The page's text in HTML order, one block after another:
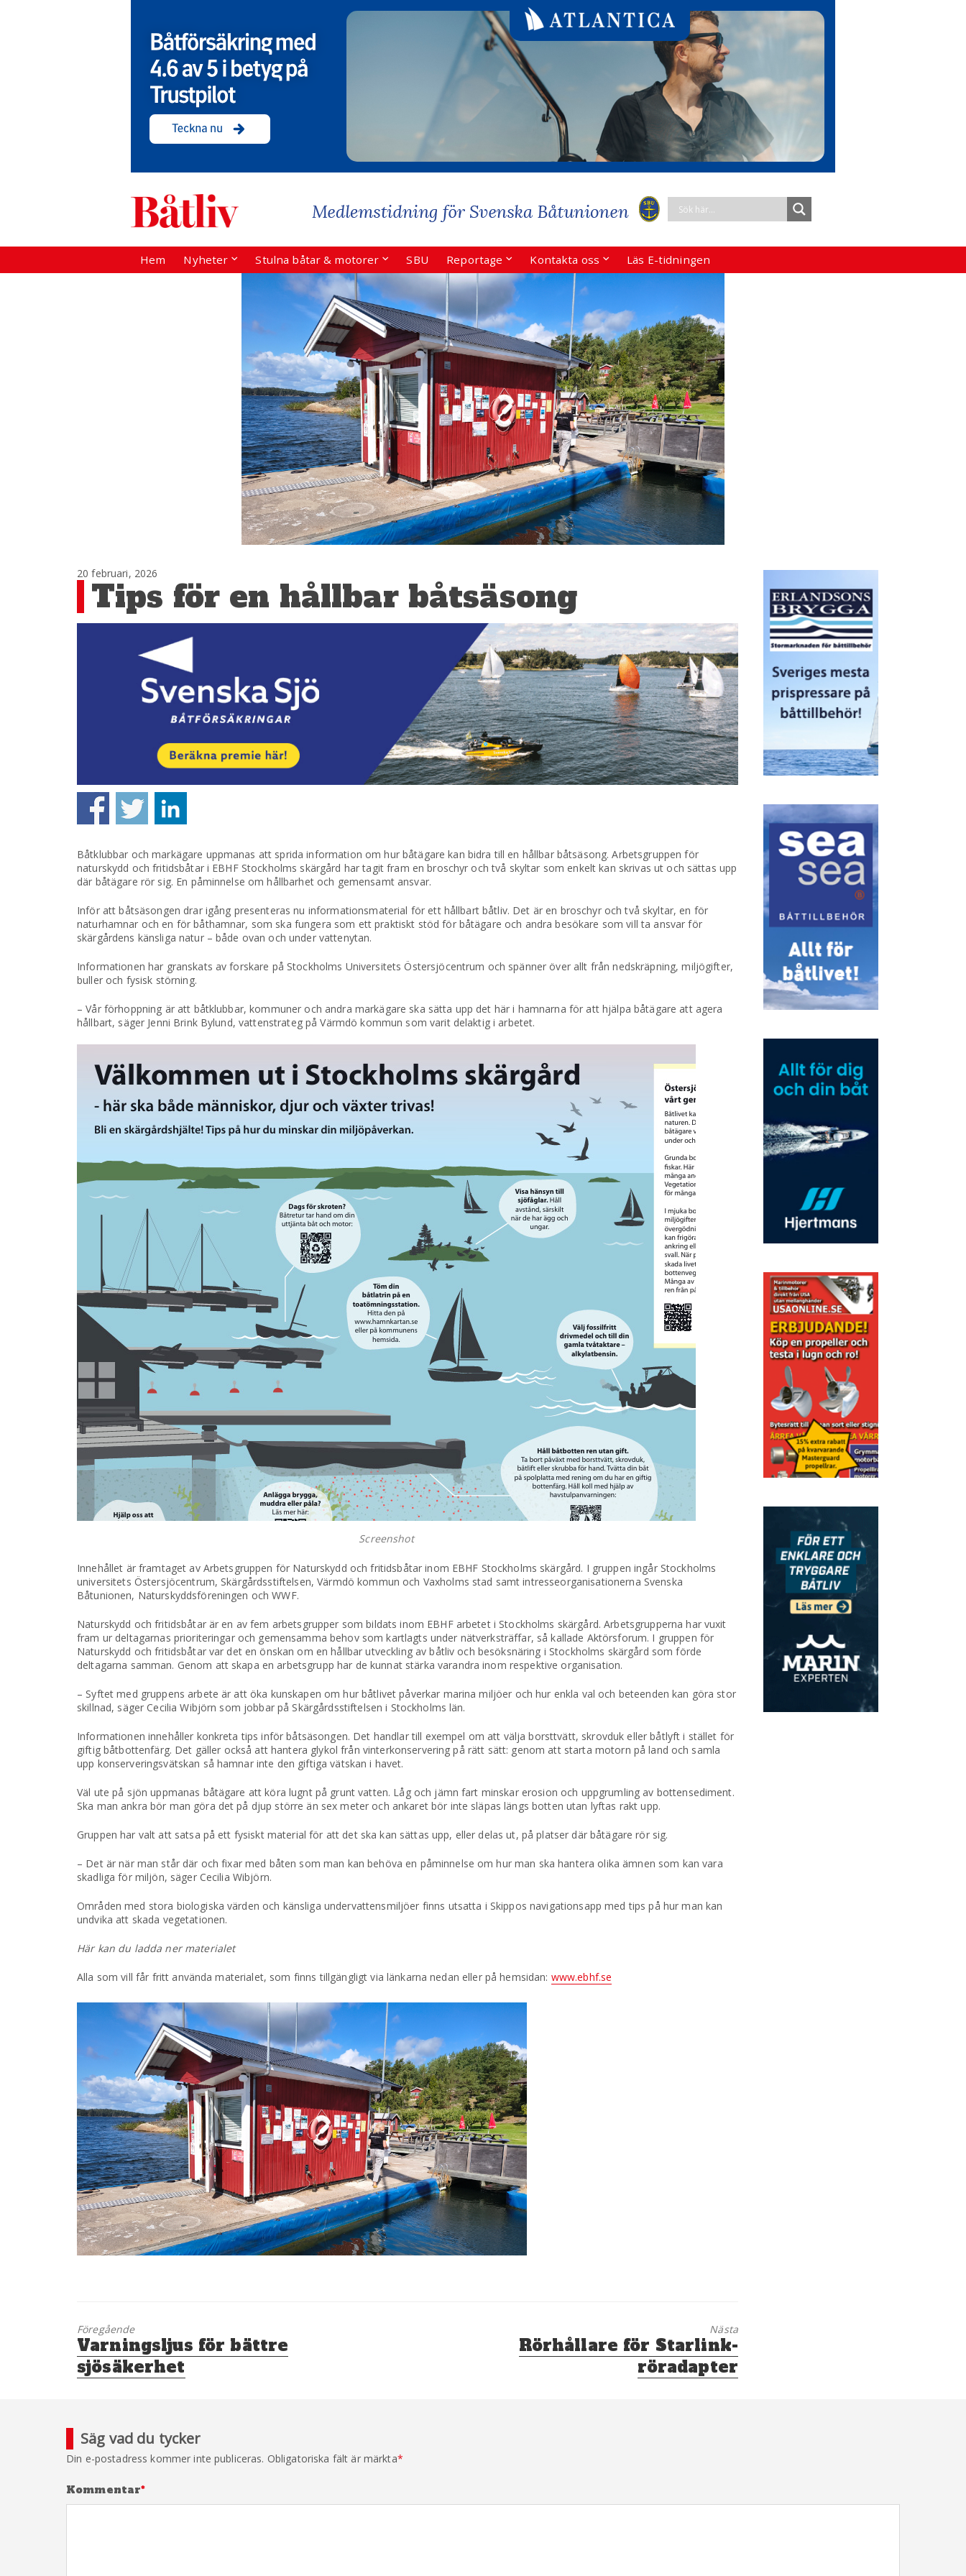
Hem Nyheter Stulna båtar & motorer SBU Reportage Kontakta oss Läs E-tidningen
20 februari, 2026
Tips för en hållbar båtsäsong
Båtklubbar och markägare uppmanas att sprida information om hur båtägare kan bidra till en hållbar båtsäsong. Arbetsgruppen för
naturskydd och fritidsbåtar i EBHF Stockholms skärgård har tagit fram en broschyr och två skyltar som enkelt kan skrivas ut och sättas upp
där båtägare rör sig. En påminnelse om hållbarhet och gemensamt ansvar.
Inför att båtsäsongen drar igång presenteras nu informationsmaterial för ett hållbart båtliv. Det är en broschyr och två skyltar, en för
naturhamnar och en för båthamnar, som ska fungera som ett praktiskt stöd för båtägare och andra besökare som vill ta ansvar för
skärgårdens känsliga natur – både ovan och under vattenytan.
Informationen har granskats av forskare på Stockholms Universitets Östersjöcentrum och spänner över allt från nedskräpning, miljögifter,
buller och fysisk störning.
– Vår förhoppning är att båtklubbar, kommuner och andra markägare ska sätta upp det här i hamnarna för att hjälpa båtägare att agera
hållbart, säger Jenni Brink Bylund, vattenstrateg på Värmdö kommun som varit delaktig i arbetet.
Screenshot
Innehållet är framtaget av Arbetsgruppen för Naturskydd och fritidsbåtar inom EBHF Stockholms skärgård. I gruppen ingår Stockholms
universitets Östersjöcentrum, Skärgårdsstiftelsen, Värmdö kommun och Vaxholms stad samt intresseorganisationerna Svenska
Båtunionen, Naturskyddsföreningen och WWF.
Naturskydd och fritidsbåtar är en av fem arbetsgrupper som bildats inom EBHF arbetet i Stockholms skärgård. Arbetsgrupperna har vuxit
fram ur deltagarnas prioriteringar och gemensamma behov som kartlagts under nätverksträffar, så kallade Aktörsforum. I gruppen för
Naturskydd och fritidsbåtar var det en önskan om en hållbar utveckling av båtliv och besöksnäring i Stockholms skärgård som förde
deltagarna samman. Genom att skapa en arbetsgrupp har de kunnat stärka varandra inom respektive organisation.
– Syftet med gruppens arbete är att öka kunskapen om hur båtlivet påverkar marina miljöer och hur enkla val och beteenden kan göra stor
skillnad, säger Cecilia Wibjörn som jobbar på Skärgårdsstiftelsen i Stockholms län.
Informationen innehåller konkreta tips inför båtsäsongen. Det handlar till exempel om att välja borsttvätt, skrovduk eller båtlyft i stället för
giftig båtbottenfärg. Det gäller också att hantera glykol från vinterkonservering på rätt sätt: genom att starta motorn på land och samla
upp konserveringsvätskan så hamnar inte den giftiga vätskan i havet.
Väl ute på sjön uppmanas båtägare att köra lugnt på grunt vatten. Låg och jämn fart minskar erosion och uppgrumling av bottensediment.
Ska man ankra bör man göra det på djup större än sex meter och ankaret bör inte släpas längs botten utan lyftas rakt upp.
Gruppen har valt att satsa på ett fysiskt material för att det ska kan sättas upp, eller delas ut, på platser där båtägare rör sig.
– Det är när man står där och fixar med båten som man kan behöva en påminnelse om hur man ska hantera olika ämnen som kan vara
skadliga för miljön, säger Cecilia Wibjörn.
Områden med stora biologiska värden och känsliga undervattensmiljöer finns utsatta i Skippos navigationsapp med tips på hur man kan
undvika att skada vegetationen.
Här kan du ladda ner materialet
Alla som vill får fritt använda materialet, som finns tillgängligt via länkarna nedan eller på hemsidan: www.ebhf.se
Föregående
Föregående
inlägg:
Varningsljus för bättre
sjösäkerhet
Nästa
Nästa
inlägg:
Rörhållare för Starlink-
röradapter
Säg vad du tycker
Din e-postadress kommer inte publiceras. Obligatoriska fält är märkta*
Kommentar*